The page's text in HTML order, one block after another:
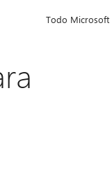
Todo Microsoft